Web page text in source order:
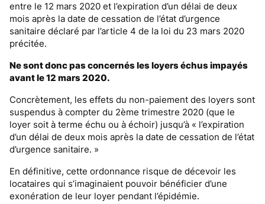
entre le 12 mars 2020 et l’expiration d’un délai de deux
mois après la date de cessation de l’état d’urgence
sanitaire déclaré par l’article 4 de la loi du 23 mars 2020
précitée.
Ne sont donc pas concernés les loyers échus impayés
avant le 12 mars 2020.
Concrètement, les effets du non-paiement des loyers sont
suspendus à compter du 2ème trimestre 2020 (que le
loyer soit à terme échu ou à échoir) jusqu’à « l’expiration
d’un délai de deux mois après la date de cessation de l’état
d’urgence sanitaire. »
En définitive, cette ordonnance risque de décevoir les
locataires qui s’imaginaient pouvoir bénéficier d’une
exonération de leur loyer pendant l’épidémie.